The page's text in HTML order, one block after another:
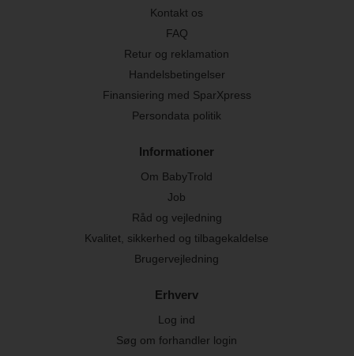
Kontakt os
FAQ
Retur og reklamation
Handelsbetingelser
Finansiering med SparXpress
Persondata politik
Informationer
Om BabyTrold
Job
Råd og vejledning
Kvalitet, sikkerhed og tilbagekaldelse
Brugervejledning
Erhverv
Log ind
Søg om forhandler login